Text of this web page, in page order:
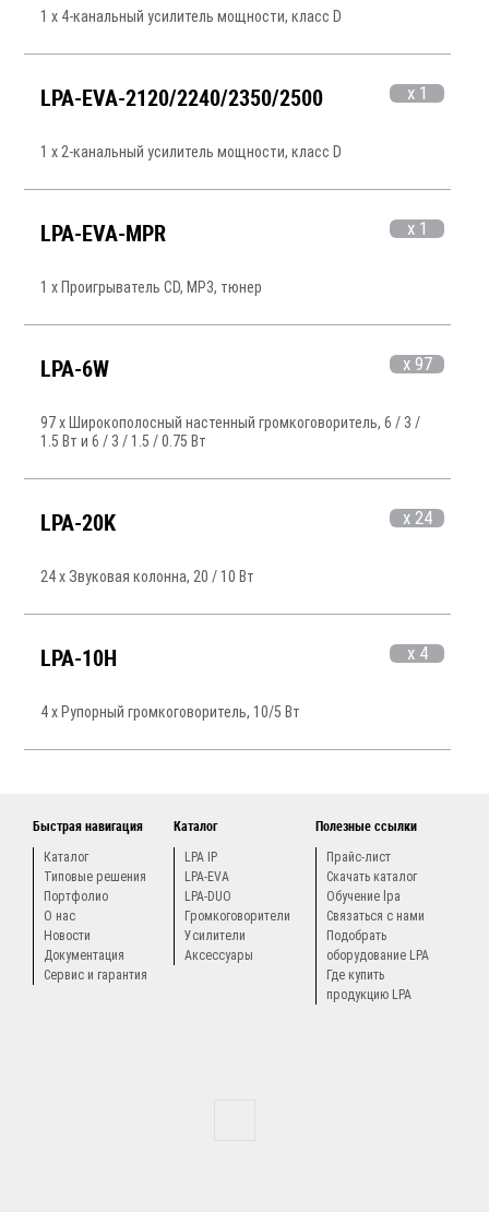
1 x 4-канальный усилитель мощности, класс D
x 1
LPA-EVA-2120/2240/2350/2500
1 x 2-канальный усилитель мощности, класс D
x 1
LPA-EVA-MPR
1 x Проигрыватель CD, MP3, тюнер
x 97
LPA-6W
97 x Широкополосный настенный громкоговоритель, 6 / 3 /
1.5 Вт и 6 / 3 / 1.5 / 0.75 Вт
x 24
LPA-20K
24 x Звуковая колонна, 20 / 10 Вт
x 4
LPA-10H
4 x Рупорный громкоговоритель, 10/5 Вт
Быстрая навигация
Каталог
Типовые решения
Портфолио
О нас
Новости
Документация
Сервис и гарантия
Каталог
LPA IP
LPA-EVA
LPA-DUO
Громкоговорители
Усилители
Аксессуары
Полезные ссылки
Прайс-лист
Скачать каталог
Обучение lpa
Связаться с нами
Подобрать
оборудование LPA
Где купить
продукцию LPA